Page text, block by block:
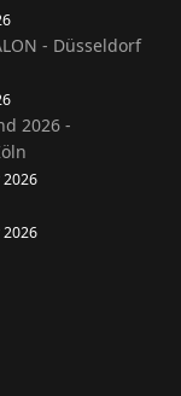
- Düsseldorf
2026 -